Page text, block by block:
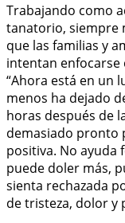
Trabajando como
tanatorio, siempre
que las familias y
intentan enfocarse
“Ahora está en un
menos ha dejado
horas después de
demasiado pronto
positiva. No ayuda
puede doler más,
sienta rechazada
de tristeza, dolor y